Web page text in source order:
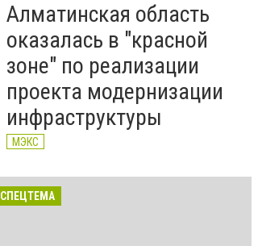
Алматинская область
оказалась в "красной
зоне" по реализации
проекта модернизации
инфраструктуры
МЭКС
СПЕЦТЕМА